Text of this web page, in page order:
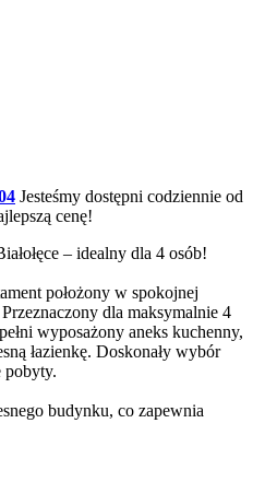
Jesteśmy dostępni codziennie od
cenę!
– idealny dla 4 osób!
położony w spokojnej
dla maksymalnie 4
wyposażony aneks kuchenny,
łazienkę. Doskonały wybór
pobyty.
budynku, co zapewnia